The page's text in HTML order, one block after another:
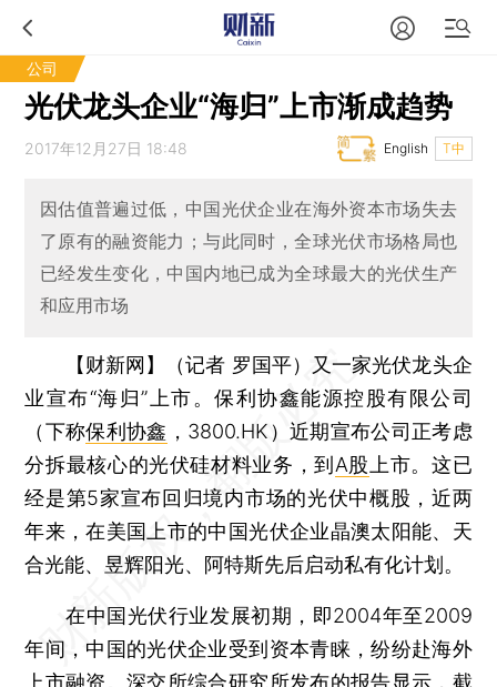
公司
光伏龙头企业“海归”上市渐成趋势
2017年12月27日 18:48 T中
English
因估值普遍过低，中国光伏企业在海外资本市场失去
了原有的融资能力；与此同时，全球光伏市场格局也
已经发生变化，中国内地已成为全球最大的光伏生产
和应用市场
【财新网】（记者 罗国平） 又一家光伏龙头企
业宣布“海归”上市。保利协鑫能源控股有限公司
（下称保利协鑫 ，3800.HK）近期宣布公司正考虑
分拆最核心的光伏硅材料业务，到 A股 上市。这已
经是第5家宣布回归境内市场的光伏中概股，近两
年来，在美国上市的中国光伏企业晶澳太阳能、天
合光能、昱辉阳光、阿特斯先后启动私有化计划。
在中国光伏行业发展初期，即2004年至2009
年间，中国的光伏企业受到资本青睐，纷纷赴海外
上市融资。深交所综合研究所发布的报告显示，截